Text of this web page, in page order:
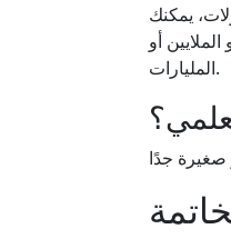
يمكنك
أو
المليارات.